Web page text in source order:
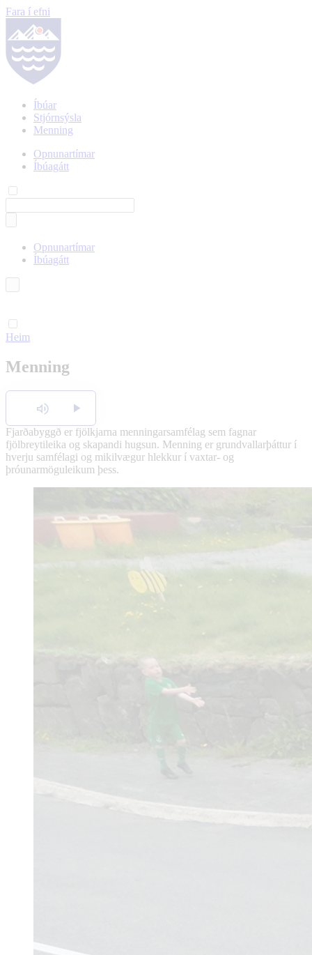
Fara í efni
Íbúar
Stjórnsýsla
Menning
Opnunartímar
Íbúagátt
Opnunartímar
Íbúagátt
Heim
Menning
Hlusta
Fjarðabyggð er fjölkjarna menningarsamfélag sem fagnar
fjölbreytileika og skapandi hugsun. Menning er grundvallarþáttur í
hverju samfélagi og mikilvægur hlekkur í vaxtar- og
þróunarmöguleikum þess.